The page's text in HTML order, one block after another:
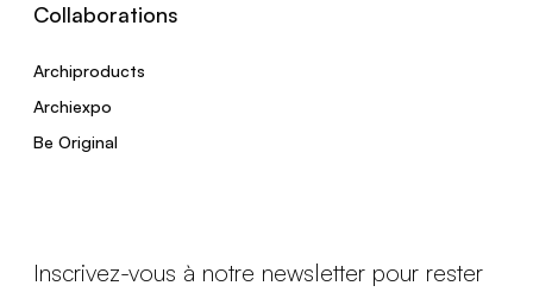
Collaborations
Archiproducts
Archiexpo
Be Original
Inscrivez-vous à notre newsletter pour rester